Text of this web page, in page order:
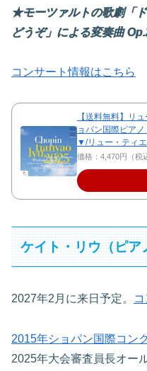
★モーツァルトの歌劇「
どうぞ」による変奏曲
コンサート情報はこちら
【送料無料】リ
ョパン国際ピア
▼/リュー・ティエ
価格：4,470円（税
ケイト・リウ（ピ
2027年2月に来日予定。
2015年ショパン国際コン
2025年大会審査員長オー